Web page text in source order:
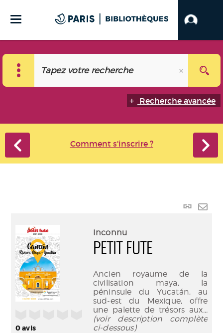
Recherche avancée
Comment s'inscrire ?
Lien
0avis
Inconnu
PETIT FUTE
Ancien royaume de la
civilisation maya, la
péninsule du Yucatán, au
sud-est du Mexique, offre
une palette de trésors aux...
(voir description complète
ci-dessous)